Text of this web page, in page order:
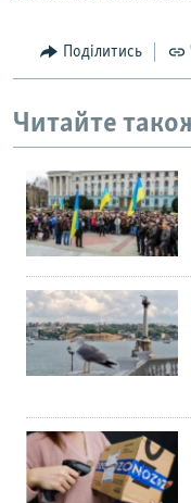
Поділитись
Читайте